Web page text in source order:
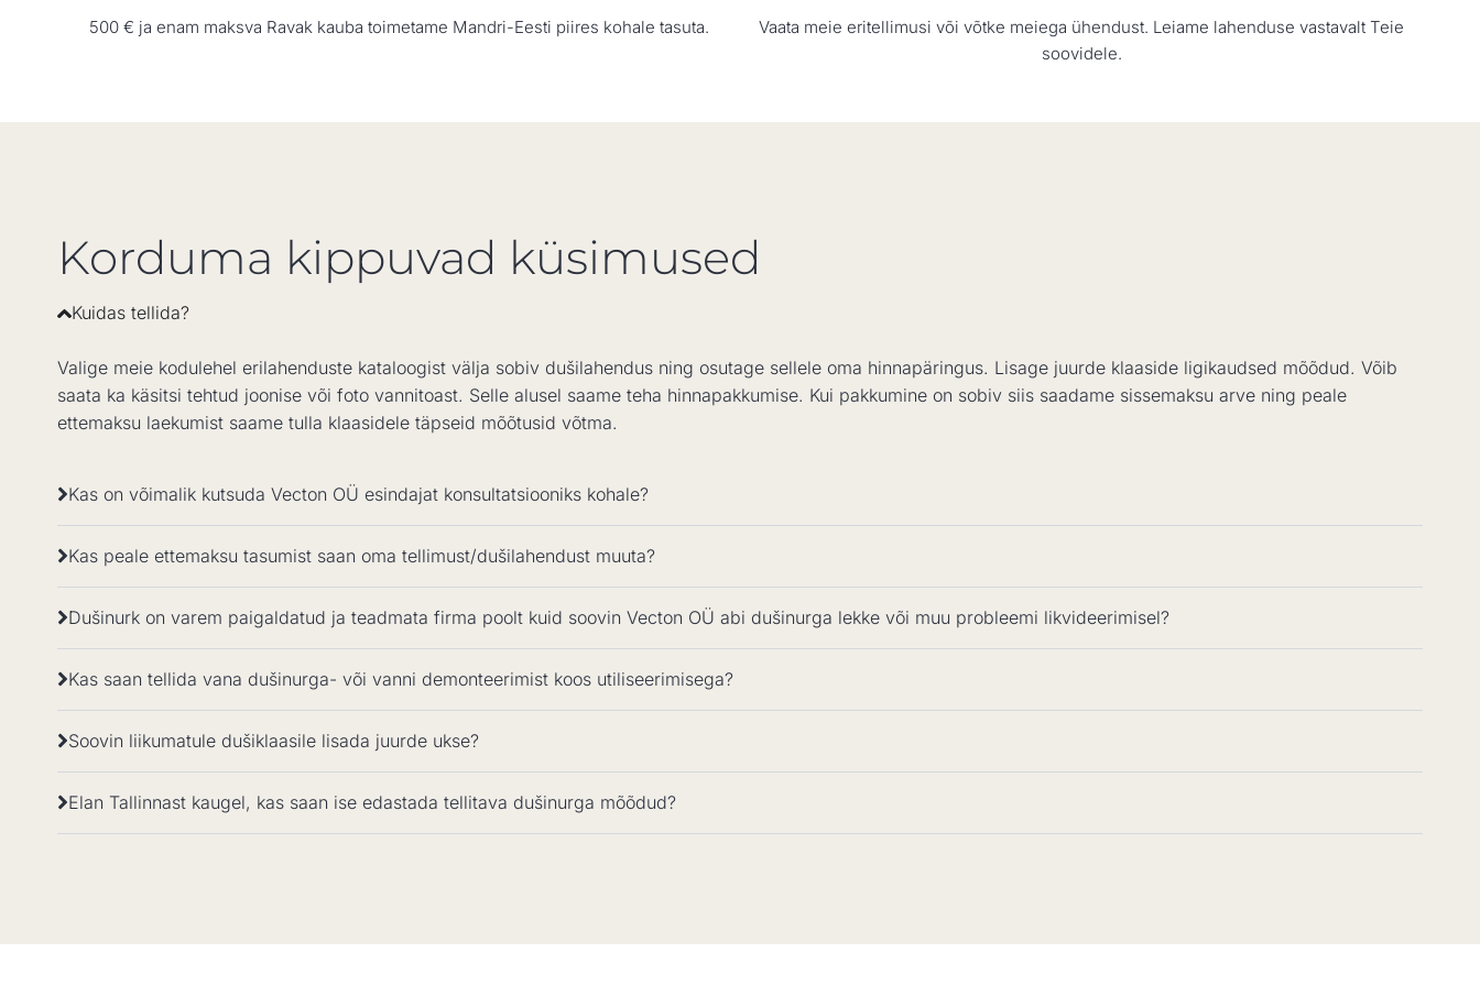
500 € ja enam maksva Ravak kauba toimetame Mandri-Eesti piires kohale tasuta.
Vaata meie eritellimusi või võtke meiega ühendust. Leiame lahenduse vastavalt Teie
soovidele.
Korduma kippuvad küsimused
Kuidas tellida?
Valige meie kodulehel erilahenduste kataloogist välja sobiv dušilahendus ning osutage sellele oma hinnapäringus. Lisage juurde klaaside ligikaudsed mõõdud. Võib
saata ka käsitsi tehtud joonise või foto vannitoast. Selle alusel saame teha hinnapakkumise. Kui pakkumine on sobiv siis saadame sissemaksu arve ning peale
ettemaksu laekumist saame tulla klaasidele täpseid mõõtusid võtma.
Kas on võimalik kutsuda Vecton OÜ esindajat konsultatsiooniks kohale?
Kas peale ettemaksu tasumist saan oma tellimust/dušilahendust muuta?
Dušinurk on varem paigaldatud ja teadmata firma poolt kuid soovin Vecton OÜ abi dušinurga lekke või muu probleemi likvideerimisel?
Kas saan tellida vana dušinurga- või vanni demonteerimist koos utiliseerimisega?
Soovin liikumatule dušiklaasile lisada juurde ukse?
Elan Tallinnast kaugel, kas saan ise edastada tellitava dušinurga mõõdud?